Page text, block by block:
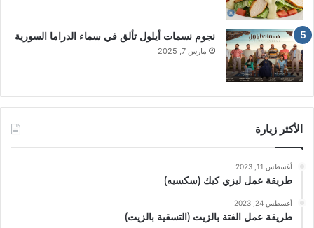
نجوم نسمات أيلول تألق في سماء الدراما السورية
مارس 7, 2025
الأكثر زيارة
أغسطس 11, 2023
طريقة عمل ليزي كيك (سكسيه)
أغسطس 24, 2023
طريقة عمل الفتة بالزيت (التسقية بالزيت)